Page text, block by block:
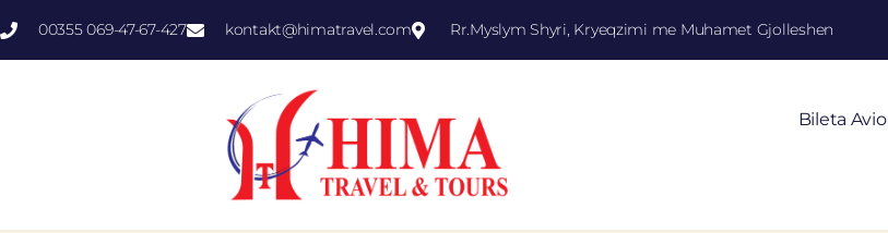
00355 069-47-67-427 kontakt@himatravel.com Rr.Myslym Shyri, Kryeqzimi me Muhamet Gjolleshen
Bileta